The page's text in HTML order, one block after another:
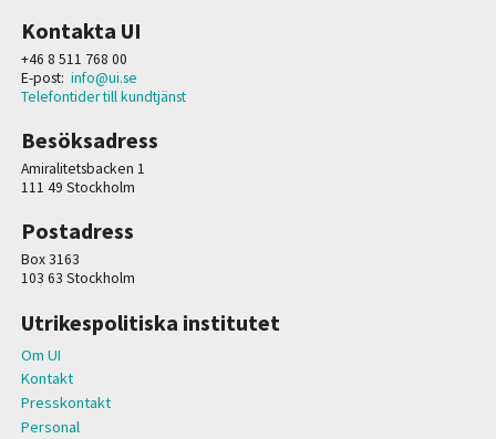
Kontakta UI
+46 8 511 768 00
E-post: info@ui.se
Telefontider till kundtjänst
Besöksadress
Amiralitetsbacken 1
111 49 Stockholm
Postadress
Box 3163
103 63 Stockholm
Utrikespolitiska institutet
Om UI
Kontakt
Presskontakt
Personal